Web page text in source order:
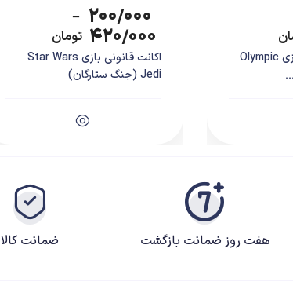
خرید اکانت قانونی بازی Olympic
۲۰۰/۰۰۰ –
۴۲۰/۰۰۰ تومان
اکانت قانونی بازی Star Wars
Jedi (جنگ ستارگان)
هفت روز ضمانت بازگشت ضمانت کالا